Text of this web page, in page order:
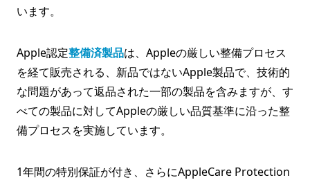
います。
Apple認定整備済製品は、Appleの厳しい整備プロセス
を経て販売される、新品ではないApple製品で、技術的
な問題があって返品された一部の製品を含みますが、す
べての製品に対してAppleの厳しい品質基準に沿った整
備プロセスを実施しています。
1年間の特別保証が付き、さらにAppleCare Protection